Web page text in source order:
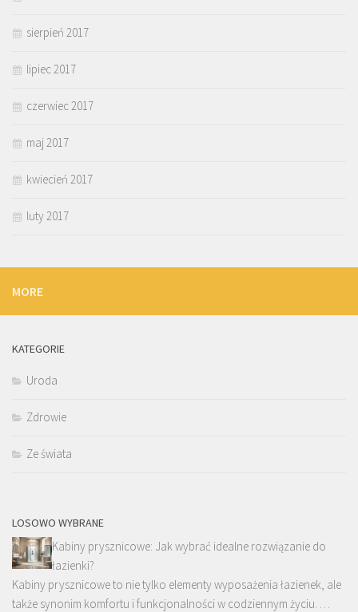
sierpień 2017
lipiec 2017
czerwiec 2017
maj 2017
kwiecień 2017
luty 2017
MORE
KATEGORIE
Uroda
Zdrowie
Ze świata
LOSOWO WYBRANE
Kabiny prysznicowe: Jak wybrać idealne rozwiązanie do
łazienki?
Kabiny prysznicowe to nie tylko elementy wyposażenia łazienek, ale
także synonim komfortu i funkcjonalności w codziennym życiu. …